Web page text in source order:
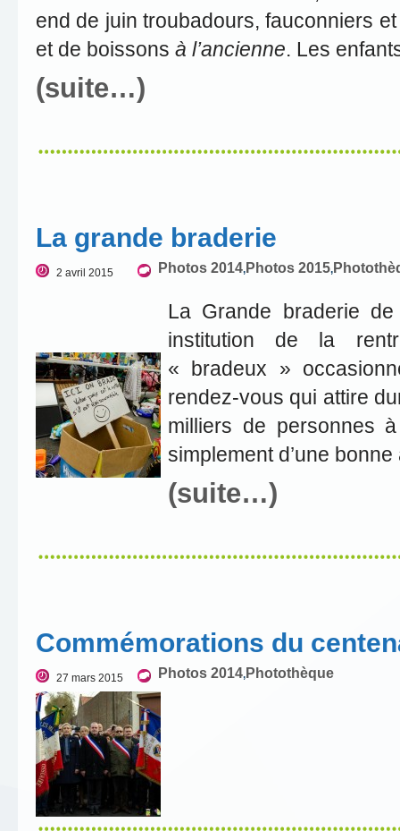
end de juin troubadours, fauconniers
et de boissons à l’ancienne. Les
(suite…)
La grande braderie
2 avril 2015 Photos 2014, Photos 2015,
La Grande braderie
institution de la
« bradeux »
rendez-vous qui attire
milliers de personnes
simplement d’une bonne
(suite…)
Commémorations du
27 mars 2015 Photos 2014, Photothèque